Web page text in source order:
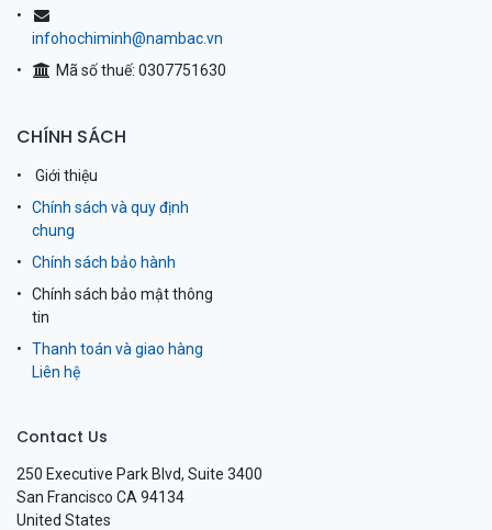
infohochiminh@nambac.vn
Mã số thuế: 0307751630
CHÍNH SÁCH
Giới thiệu
Chính sách và quy định
chung
Chính sách bảo hành
Chính sách bảo mật thông
tin
Thanh toán và giao hàng
Liên hệ
Contact Us
250 Executive Park Blvd, Suite 3400
San Francisco CA 94134
United States